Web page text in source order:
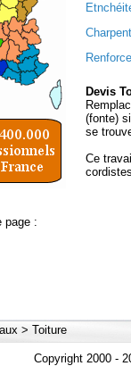
page :
Devis
(fonte)
se
Ce
> Toiture
Copyright 2000 -